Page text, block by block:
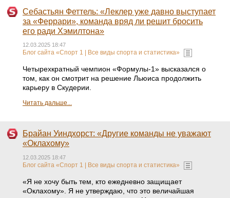
Себастьян Феттель: «Леклер уже давно выступает
за «Феррари», команда вряд ли решит бросить
его ради Хэмилтона»
12.03.2025 18:47
Блог сайта «Спорт 1 | Все виды спорта и статистика»
Четырехкратный чемпион «Формулы-1» высказался о
том, как он смотрит на решение Льюиса продолжить
карьеру в Скудерии.
Читать дальше...
Брайан Уиндхорст: «Другие команды не уважают
«Оклахому»
12.03.2025 18:47
Блог сайта «Спорт 1 | Все виды спорта и статистика»
«Я не хочу быть тем, кто ежедневно защищает
«Оклахому». Я не утверждаю, что это величайшая